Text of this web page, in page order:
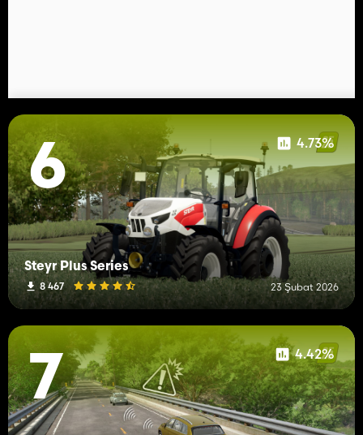
6 4.73%
Steyr Plus Series
8 467 23 Şubat 2026
7 4.42%